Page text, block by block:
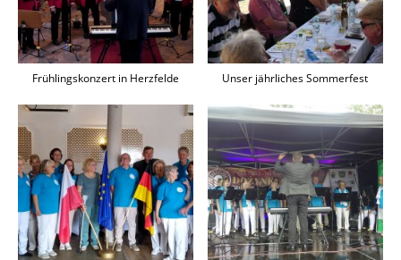
Frühlingskonzert in Herzfelde Unser jährliches Sommerfest